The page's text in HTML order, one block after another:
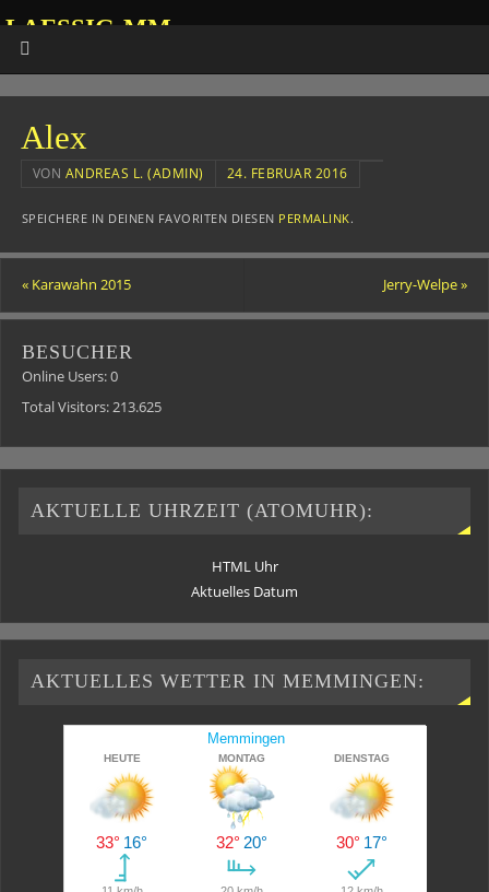
LAESSIG-MM
Alex
VON ANDREAS L. (ADMIN) 24. FEBRUAR 2016
SPEICHERE IN DEINEN FAVORITEN DIESEN PERMALINK.
«Karawahn 2015 Jerry-Welpe»
BESUCHER
Online Users:0
Total Visitors:213.625
AKTUELLE UHRZEIT (ATOMUHR):
HTML Uhr
Aktuelles Datum
AKTUELLES WETTER IN MEMMINGEN: